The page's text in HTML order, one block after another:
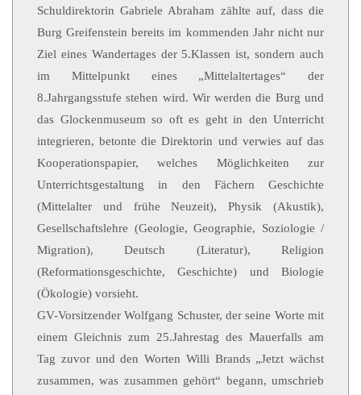
Schuldirektorin Gabriele Abraham zählte auf, dass die
Burg Greifenstein bereits im kommenden Jahr nicht nur
Ziel eines Wandertages der 5.Klassen ist, sondern auch
im Mittelpunkt eines „Mittelaltertages“ der
8.Jahrgangsstufe stehen wird. Wir werden die Burg und
das Glockenmuseum so oft es geht in den Unterricht
integrieren, betonte die Direktorin und verwies auf das
Kooperationspapier, welches Möglichkeiten zur
Unterrichtsgestaltung in den Fächern Geschichte
(Mittelalter und frühe Neuzeit), Physik (Akustik),
Gesellschaftslehre (Geologie, Geographie, Soziologie /
Migration), Deutsch (Literatur), Religion
(Reformationsgeschichte, Geschichte) und Biologie
(Ökologie) vorsieht.
GV-Vorsitzender Wolfgang Schuster, der seine Worte mit
einem Gleichnis zum 25.Jahrestag des Mauerfalls am
Tag zuvor und den Worten Willi Brands „Jetzt wächst
zusammen, was zusammen gehört“ begann, umschrieb